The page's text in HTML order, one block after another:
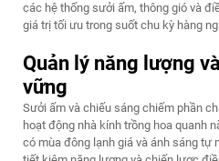
các hệ thống sưởi ấm, thông gió và
giá trị tối ưu trong suốt chu kỳ hàng
Quản lý năng lượng
vững
Sưởi ấm và chiếu sáng chiếm phần
hoạt động nhà kính trồng hoa quanh
có mùa đông lạnh giá và ánh sáng tự